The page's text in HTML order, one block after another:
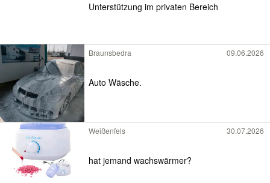
Unterstützung im privaten Bereich
Braunsbedra 09.06.2026
Auto Wäsche.
Weißenfels 30.07.2026
hat jemand wachswärmer?